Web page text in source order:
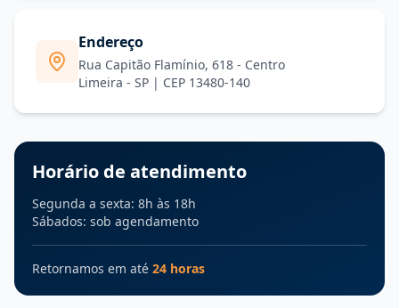
Endereço
Rua Capitão Flamínio, 618 - Centro
Limeira - SP | CEP 13480-140
Horário de atendimento
Segunda a sexta: 8h às 18h
Sábados: sob agendamento
Retornamos em até 24 horas